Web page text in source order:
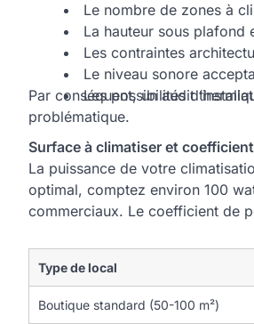
Le nombre de zones à
La hauteur sous plafond
Les contraintes
Le niveau sonore
Les possibilités
Par conséquent, un audit
problématique.
Surface à climatiser et
La puissance de votre
optimal, comptez environ 100
commerciaux. Le coefficient de
Type de local
Boutique standard (50-100 m²)